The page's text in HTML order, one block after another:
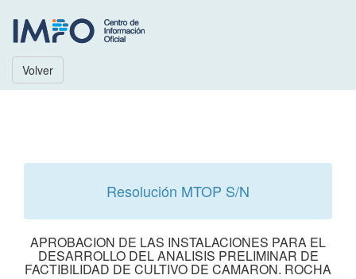
Volver
Resolución MTOP S/N
APROBACION DE LAS INSTALACIONES PARA EL
DESARROLLO DEL ANALISIS PRELIMINAR DE
FACTIBILIDAD DE CULTIVO DE CAMARON. ROCHA